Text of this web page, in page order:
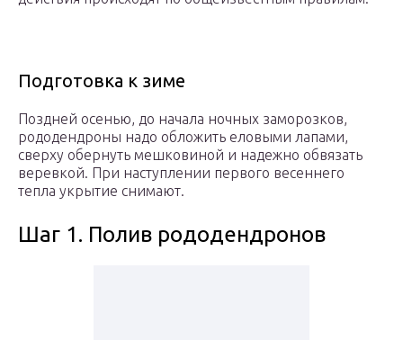
Подготовка к зиме
Поздней осенью, до начала ночных заморозков,
рододендроны надо обложить еловыми лапами,
сверху обернуть мешковиной и надежно обвязать
веревкой. При наступлении первого весеннего
тепла укрытие снимают.
Шаг 1. Полив рододендронов